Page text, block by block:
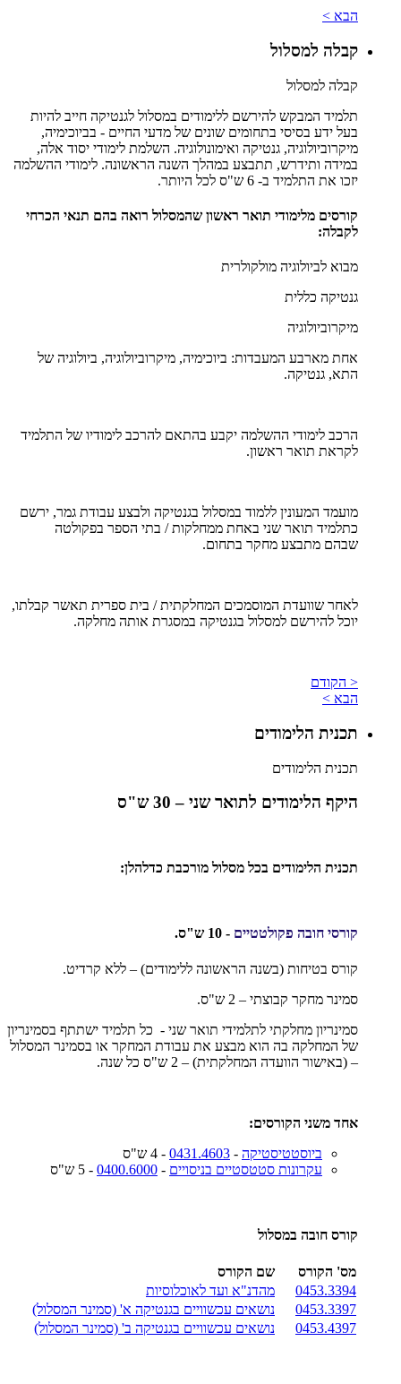
הבא >
קבלה למסלול
קבלה למסלול
תלמיד המבקש להירשם ללימודים במסלול לגנטיקה חייב להיות
בעל ידע בסיסי בתחומים שונים של מדעי החיים - בביוכימיה,
מיקרוביולוגיה, גנטיקה ואימונולוגיה. השלמת לימודי יסוד אלה,
במידה ותידרש, תתבצע במהלך השנה הראשונה. לימודי ההשלמה
יזכו את התלמיד ב- 6 ש"ס לכל היותר.
קורסים מלימודי תואר ראשון שהמסלול רואה בהם תנאי הכרחי
לקבלה:
מבוא לביולוגיה מולקולרית
גנטיקה כללית
מיקרוביולוגיה
אחת מארבע המעבדות: ביוכימיה, מיקרוביולוגיה, ביולוגיה של
התא, גנטיקה.
הרכב לימודי ההשלמה יקבע בהתאם להרכב לימודיו של התלמיד
לקראת תואר ראשון.
מועמד המעונין ללמוד במסלול בגנטיקה ולבצע עבודת גמר, ירשם
כתלמיד תואר שני באחת ממחלקות / בתי הספר בפקולטה
שבהם מתבצע מחקר בתחום.
לאחר שוועדת המוסמכים המחלקתית / בית ספרית תאשר קבלתו,
יוכל להירשם למסלול בגנטיקה במסגרת אותה מחלקה.
< הקודם
הבא >
תכנית הלימודים
תכנית הלימודים
היקף הלימודים לתואר שני – 30 ש"ס
תכנית הלימודים בכל מסלול מורכבת כדלהלן:
קורסי חובה פקולטטיים - 10 ש"ס.
קורס בטיחות (בשנה הראשונה ללימודים) – ללא קרדיט.
סמינר מחקר קבוצתי – 2 ש"ס.
סמינריון מחלקתי לתלמידי תואר שני - כל תלמיד ישתתף בסמינריון
של המחלקה בה הוא מבצע את עבודת המחקר או בסמינר המסלול
– (באישור הוועדה המחלקתית) – 2 ש"ס כל שנה.
אחד משני הקורסים:
ביוסטטיסטיקה -
0431.4603 - 4 ש"ס
עקרונות סטטסטיים בניסויים -
0400.6000 - 5 ש"ס
קורס חובה במסלול
מס' הקורס
שם הקורס
0453.3394
מהדנ"א ועד לאוכלוסיות
0453.3397
נושאים עכשוויים בגנטיקה א' (סמינר המסלול)
0453.4397
נושאים עכשוויים בגנטיקה ב' (סמינר המסלול)